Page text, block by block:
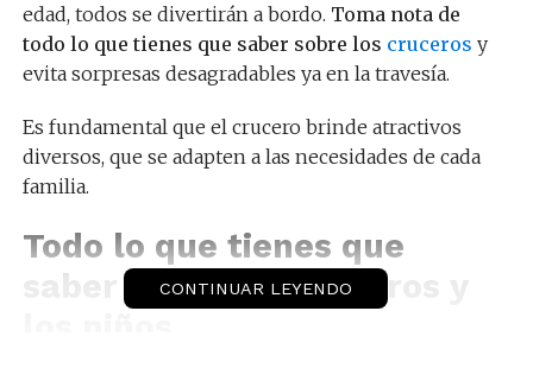
edad, todos se divertirán a bordo. Toma nota de
todo lo que tienes que saber sobre los cruceros y
evita sorpresas desagradables ya en la travesía.
Es fundamental que el crucero brinde atractivos
diversos, que se adapten a las necesidades de cada
familia.
Todo lo que tienes que
saber sobre los cruceros y
CONTINUAR LEYENDO